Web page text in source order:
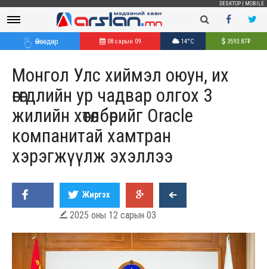
DESKTOP MOBILE
Өнөөдөр 08 сарын 09 14°C 3593.87₮
Монгол Улс хиймэл оюун, их
өгөгдлийн ур чадвар олгох 3
жилийн хөтөлбөрийг Oracle
компанитай хамтран
хэрэгжүүлж эхэллээ
Жиргэх
 2025 оны 12 сарын 03